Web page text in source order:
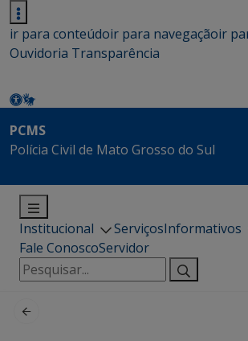
ir para conteúdoir para navegaçãoir
Ouvidoria Transparência
PCMS
Polícia Civil de Mato Grosso do Sul
Institucional ServiçosInformativos
Fale ConoscoServidor
Pesquisar
por: